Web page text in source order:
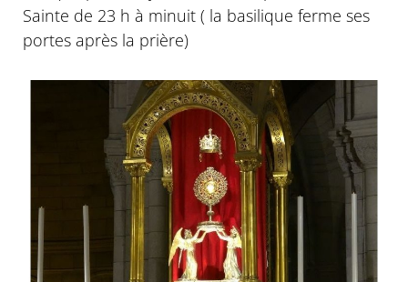
Sainte de 23 h à minuit ( la basilique ferme ses
portes après la prière)